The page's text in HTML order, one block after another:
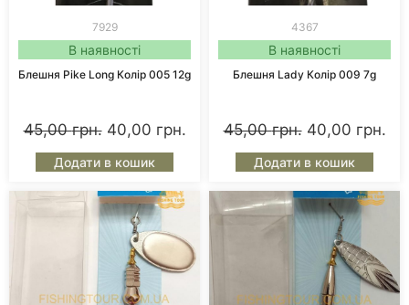
7929
В наявності
Блешня Pike Long Колір 005 12g
45,00грн. 40,00 грн.
Додати в кошик
4367
В наявності
Блешня Lady Колір 009 7g
45,00грн. 40,00 грн.
Додати в кошик